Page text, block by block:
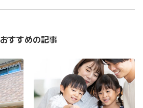
おすすめの記事